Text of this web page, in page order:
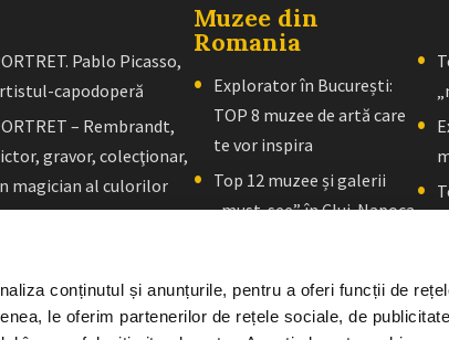
conținutul și anunțurile, pentru a oferi funcții de
le oferim partenerilor de rețele sociale, de
Pablo Picasso,
capodoperă
– Rembrandt,
gravor, colecţionar,
magician al culorilor
stil tulburător a fost
după sute de
Muzee din
Romania
Explorator în București:
TOP 8 muzee de artă care
te vor inspira
Top 12 muzee și galerii
„must-see” în Cluj-Napoca